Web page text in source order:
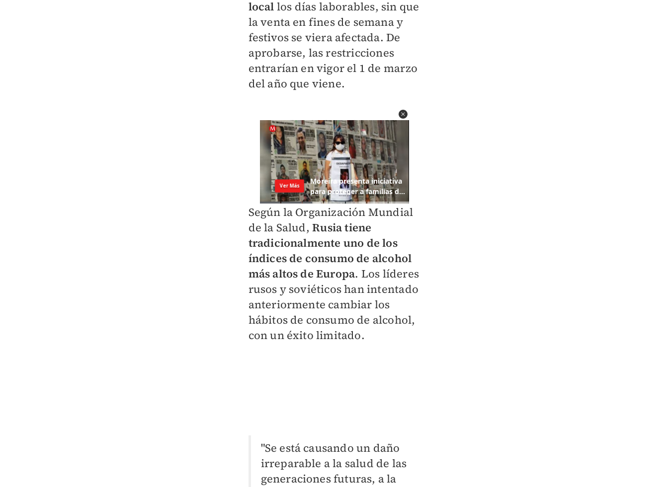
local los días laborables, sin que
la venta en fines de semana y
festivos se viera afectada. De
aprobarse, las restricciones
entrarían en vigor el 1 de marzo
del año que viene.
Según la Organización Mundial
de la Salud,Rusia tiene
tradicionalmente uno de los
índices de consumo de alcohol
más altos de Europa. Los líderes
rusos y soviéticos han intentado
anteriormente cambiar los
hábitos de consumo de alcohol,
con un éxito limitado.
"Se está causando un daño
irreparable a la salud de las
generaciones futuras, a la